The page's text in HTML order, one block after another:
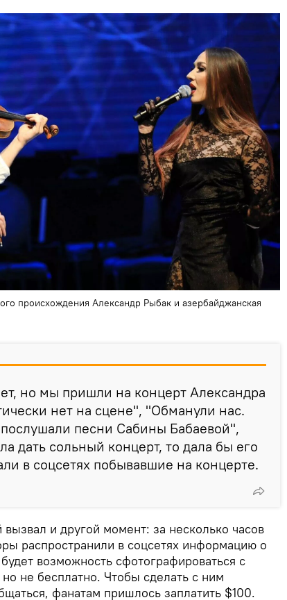
происхождения Александр Рыбак и азербайджанская
но мы пришли на концерт Александра
нет на сцене", "Обманули нас.
песни Сабины Бабаевой",
дать сольный концерт, то дала бы его
в соцсетях побывавшие на концерте.
и другой момент: за несколько часов
распространили в соцсетях информацию о
возможность сфотографироваться с
не бесплатно. Чтобы сделать с ним
фанатам пришлось заплатить $100.